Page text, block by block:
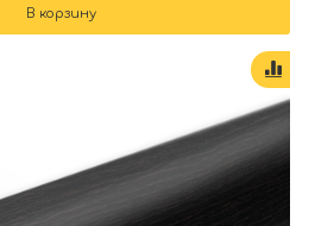
В корзину